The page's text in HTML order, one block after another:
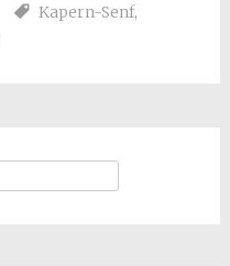
Kapern-Senf,